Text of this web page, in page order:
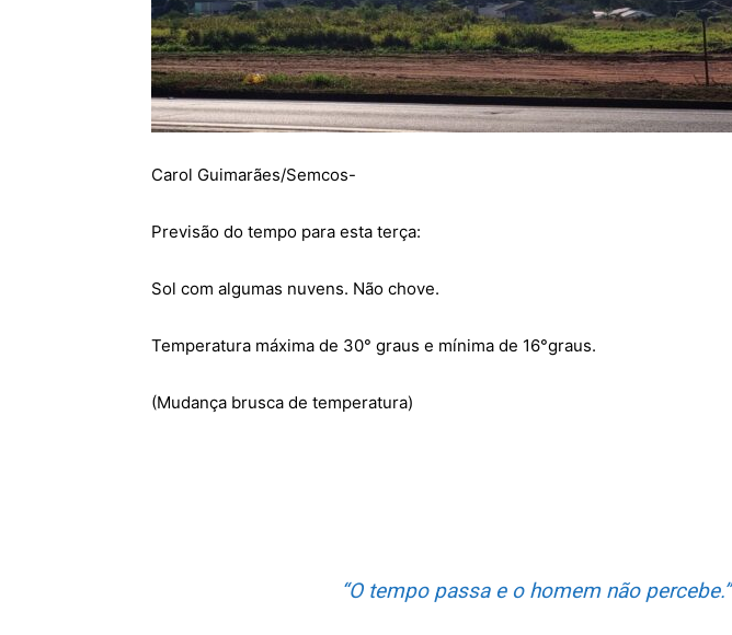
OK
Carol Guimarães/Semcos-
Previsão do tempo para esta terça:
Sol com algumas nuvens. Não chove.
Temperatura máxima de 30° graus e mínima de 16°graus.
(Mudança brusca de temperatura)
“O tempo passa e o homem não percebe.”